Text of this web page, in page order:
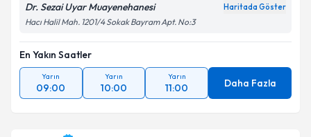
Dr. Sezai Uyar Muayenehanesi Haritada Göster
Hacı Halil Mah. 1201/4 Sokak Bayram Apt. No:3
En Yakın Saatler
Yarın
09:00
Yarın
10:00
Yarın
11:00 Daha Fazla